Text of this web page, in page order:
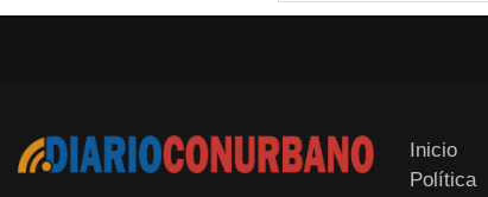
Inicio
Política